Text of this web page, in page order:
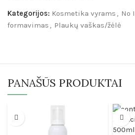
Kategorijos: Kosmetika vyrams , No
formavimas , Plaukų vaškas/žėlė
PANAŠŪS PRODUKTAI